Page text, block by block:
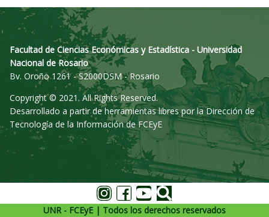
Facultad de Ciencias Económicas y Estadística - Universidad
Nacional de Rosario
Bv. Oroño 1261 - S2000DSM - Rosario
Copyright © 2021. All Rights Reserved.
Desarrollado a partir de herramientas libres por la Dirección de
Tecnología de la Información de FCEyE
UNR - FCEyE | Todos los derechos reservados